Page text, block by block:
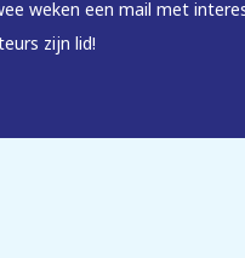
in je rol als
zodat je bijvoorbeeld
weken een mail met
zijn lid!